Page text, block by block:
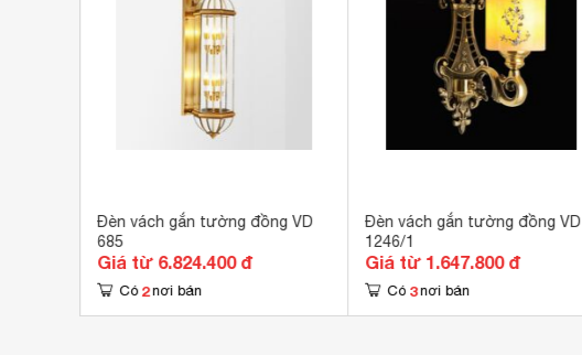
Đèn vách gắn tường đồng VD
685
Giá từ 6.824.400 đ
Có 2 nơi bán
Đèn vách gắn tường đồng VD
1246/1
Giá từ 1.647.800 đ
Có 3 nơi bán